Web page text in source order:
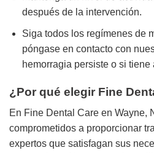
después de la intervención.
Siga todos los regímenes de
póngase en contacto con
hemorragia persiste o si tiene
¿Por qué elegir Fine
En Fine Dental Care en Wayne,
comprometidos a proporcionar
expertos que satisfagan sus